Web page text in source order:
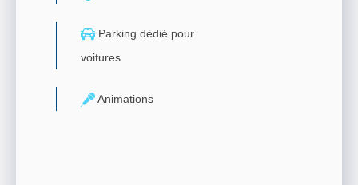
Parking dédié pour
voitures
Animations